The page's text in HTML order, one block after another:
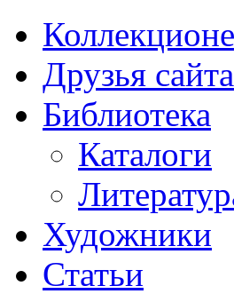
Друзья сайта
Библиотека
Каталоги
Художники
Статьи